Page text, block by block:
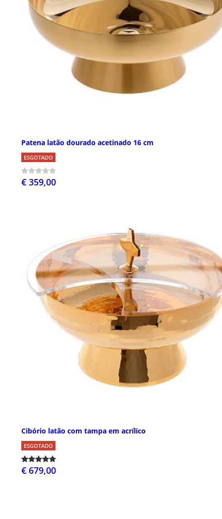
Patena latão dourado acetinado 16 cm
ESGOTADO
€ 359,00
Cibório latão com tampa em acrílico
ESGOTADO
€ 679,00